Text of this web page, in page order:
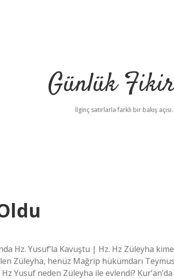
Günlük
İlginç satırlarla farklı bir bakış açısı.
Hz. Yusuf’la Kavuştu | Hz. Hz Züleyha kime
Züleyha, henüz Mağrip hükümdarı
Yusuf neden Züleyha ile evlendi? Kur’an’da